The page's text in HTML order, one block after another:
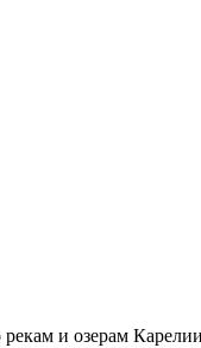
и озерам